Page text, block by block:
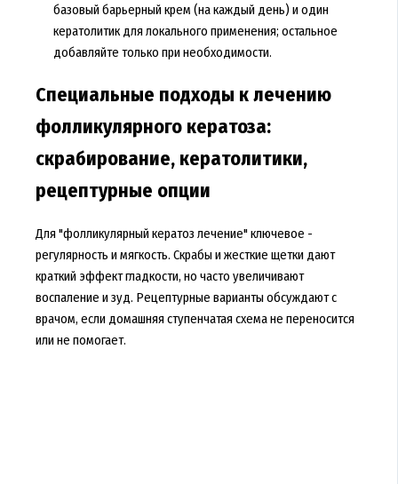
базовый барьерный крем (на каждый день) и один
кератолитик для локального применения; остальное
добавляйте только при необходимости.
Специальные подходы к лечению
фолликулярного кератоза:
скрабирование, кератолитики,
рецептурные опции
Для "фолликулярный кератоз лечение" ключевое -
регулярность и мягкость. Скрабы и жесткие щетки дают
краткий эффект гладкости, но часто увеличивают
воспаление и зуд. Рецептурные варианты обсуждают с
врачом, если домашняя ступенчатая схема не переносится
или не помогает.